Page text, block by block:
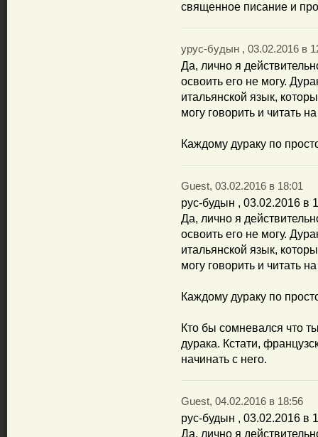
священное писание и
урус-будын , 03.02.2016 в
Да, лично я
освоить его не могу.
итальянской язык,
могу говорить и читать
Каждому дураку по
Guest, 03.02.2016 в 18:01
рус-будын , 03.02.2016 в
Да, лично я
освоить его не могу.
итальянской язык,
могу говорить и читать
Каждому дураку по
Кто бы сомневался что
дурака. Кстати,
начинать с него.
Guest, 04.02.2016 в 18:56
рус-будын , 03.02.2016 в
Да, лично я